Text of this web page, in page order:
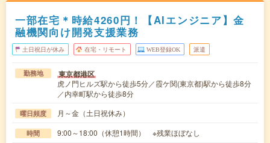
一部在宅＊時給4260円！【AIエンジニア】金
融機関向け開発支援業務
土日祝日が休み 在宅・リモート WEB登録OK 派遣
勤務地 東京都港区
虎ノ門ヒルズ駅から徒歩5分／霞ケ関(東京都)駅から徒歩8分
／内幸町駅から徒歩8分
曜日頻度 月～金（土日祝休み）
時間 9:00～18:00（休憩1時間） ※残業ほぼなし